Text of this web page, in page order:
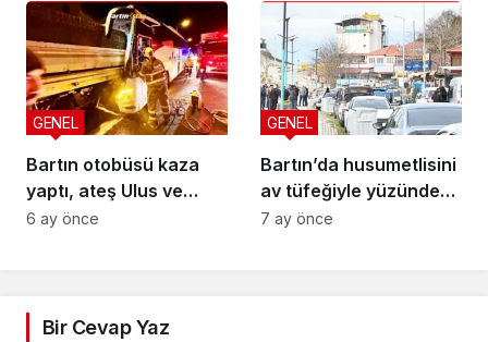
Bartın otobüsü kaza
yaptı, ateş Ulus ve
Kozcağız’a düştü
GENEL
6 ay önce
Bartın’da husumetlisini
av tüfeğiyle yüzünden
vurdu
GENEL
7 ay önce
Bir Cevap Yaz